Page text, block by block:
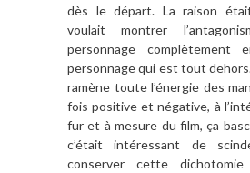
dès le départ. La raison
voulait montrer
personnage complètement
personnage qui est tout
ramène toute l’énergie des
fois positive et négative, à
fur et à mesure du film, ça
c’était intéressant de
conserver cette